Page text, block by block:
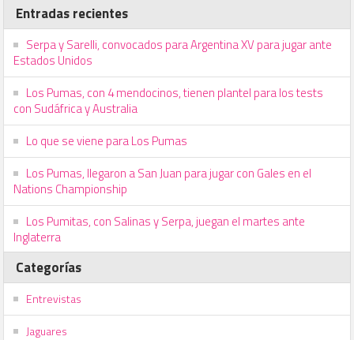
Entradas recientes
Serpa y Sarelli, convocados para Argentina XV para jugar ante
Estados Unidos
Los Pumas, con 4 mendocinos, tienen plantel para los tests
con Sudáfrica y Australia
Lo que se viene para Los Pumas
Los Pumas, llegaron a San Juan para jugar con Gales en el
Nations Championship
Los Pumitas, con Salinas y Serpa, juegan el martes ante
Inglaterra
Categorías
Entrevistas
Jaguares